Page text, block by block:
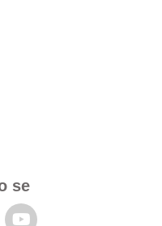
se